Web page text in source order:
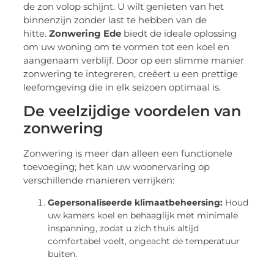
de zon volop schijnt. U wilt genieten van het
binnenzijn zonder last te hebben van de
hitte.Zonwering Ede biedt de ideale oplossing
om uw woning om te vormen tot een koel en
aangenaam verblijf. Door op een slimme manier
zonwering te integreren, creëert u een prettige
leefomgeving die in elk seizoen optimaal is.
De veelzijdige voordelen van
zonwering
Zonwering is meer dan alleen een functionele
toevoeging; het kan uw woonervaring op
verschillende manieren verrijken:
Gepersonaliseerde klimaatbeheersing: Houd
uw kamers koel en behaaglijk met minimale
inspanning, zodat u zich thuis altijd
comfortabel voelt, ongeacht de temperatuur
buiten.